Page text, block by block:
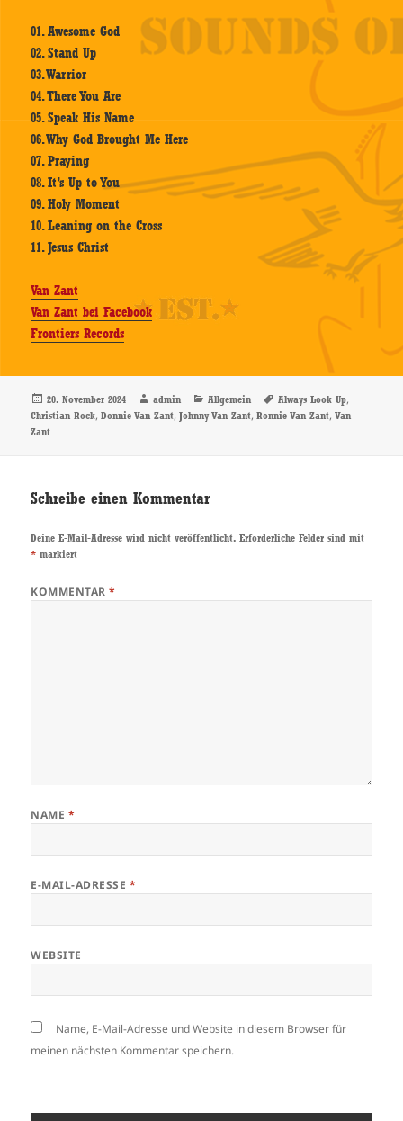
01. Awesome God
02. Stand Up
03. Warrior
04. There You Are
05. Speak His Name
06. Why God Brought Me Here
07. Praying
08. It’s Up to You
09. Holy Moment
10. Leaning on the Cross
11. Jesus Christ
Van Zant
Van Zant bei Facebook
Frontiers Records
Veröffentlicht
am
20. November 2024 Autor
admin Kategorien
Allgemein Schlagwörter
Always Look Up,
Christian Rock,Donnie Van Zant,Johnny Van Zant,Ronnie Van Zant,Van
Zant
Schreibe einen Kommentar
Deine E-Mail-Adresse wird nicht veröffentlicht. Erforderliche Felder sind mit
* markiert
KOMMENTAR*
NAME *
E-MAIL-ADRESSE *
WEBSITE
Name, E-Mail-Adresse und Website in diesem Browser für
meinen nächsten Kommentar speichern.